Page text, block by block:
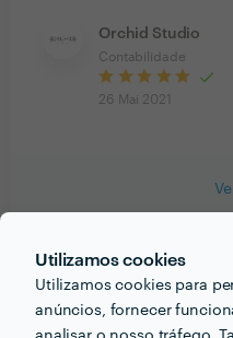
Utilizamos cookies
Utilizamos cookies para
anúncios, fornecer
Orchid Studio
Contabilidade
26 Mai 2021
PRÉMIOS ZAASK